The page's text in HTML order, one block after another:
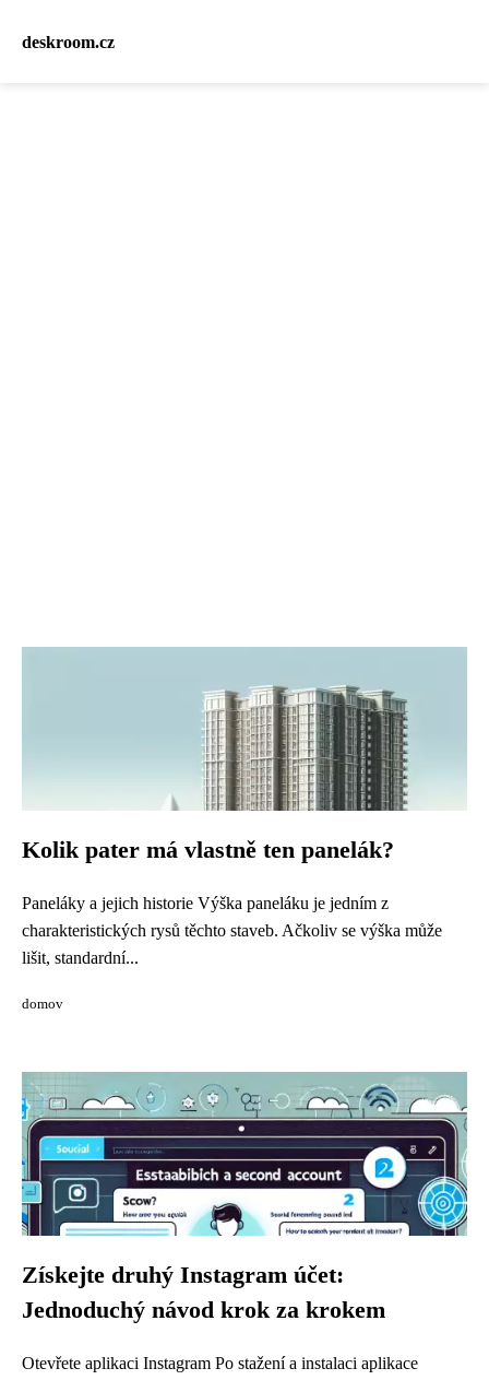
deskroom.cz
Kolik pater má vlastně ten panelák?
Paneláky a jejich historie Výška paneláku je jedním z
charakteristických rysů těchto staveb. Ačkoliv se výška může
lišit, standardní...
domov
Získejte druhý Instagram účet:
Jednoduchý návod krok za krokem
Otevřete aplikaci Instagram Po stažení a instalaci aplikace